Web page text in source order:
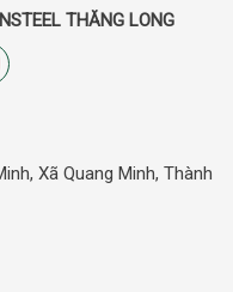
THĂNG LONG
Xã Quang Minh, Thành